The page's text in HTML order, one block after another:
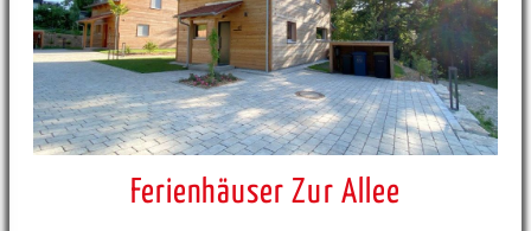
Ferienhäuser Zur Allee